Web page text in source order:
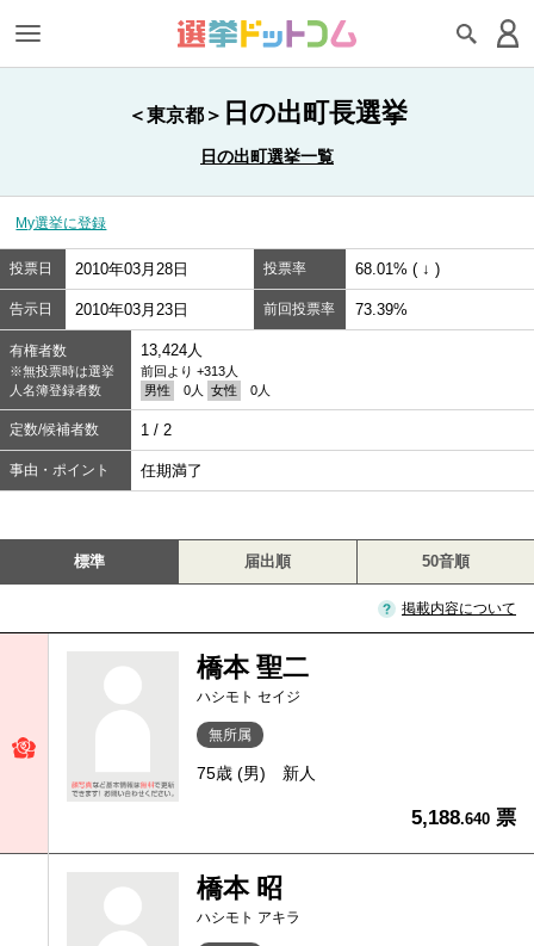
＜東京都＞ 日の出町長選挙
日の出町選挙一覧
My選挙に登録
投票日 2010年03月28日 投票率 68.01% ( ↓ )
告示日 2010年03月23日 前回投票率 73.39%
有権者数
※無投票時は選挙
人名簿登録者数
13,424人
前回より +313人
男性
0人 女性 0人
定数/候補者数 1 / 2
事由・ポイント 任期満了
標準 届出順 50音順
掲載内容について
橋本 聖二
ハシモト セイジ
無所属
75歳 (男) 新人
5,188.640 票
橋本 昭
ハシモト アキラ